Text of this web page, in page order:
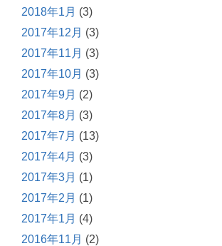
2018年1月 (3)
2017年12月 (3)
2017年11月 (3)
2017年10月 (3)
2017年9月 (2)
2017年8月 (3)
2017年7月 (13)
2017年4月 (3)
2017年3月 (1)
2017年2月 (1)
2017年1月 (4)
2016年11月 (2)